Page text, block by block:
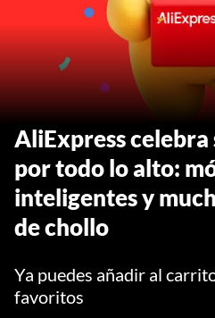
AliExpress
por todo lo alto:
inteligentes y
de chollo
Ya puedes añadir al
favoritos